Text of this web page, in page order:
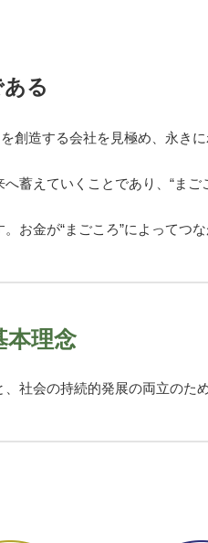
る
創造する会社を見極め、永き
蓄えていくことであり、“まご
お金が“まごころ”によってつ
本理念
社会の持続的発展の両立のた